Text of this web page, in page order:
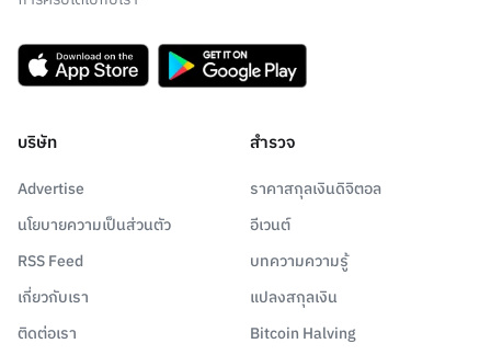
บริษัท
Advertise
นโยบายความเป็นส่วนตัว
RSS Feed
เกี่ยวกับเรา
ติดต่อเรา
สำรวจ
ราคาสกุลเงินดิจิตอล
อีเวนต์
บทความความรู้
แปลงสกุลเงิน
Bitcoin Halving